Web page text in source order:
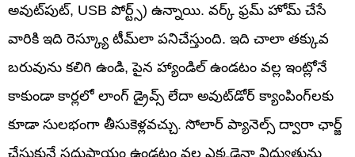
అవుట్‌పుట్, USB పోర్ట్స్) ఉన్నాయి. వర్క్ ఫ్రమ్ హోమ్ చేసే
వారికి ఇది రెస్క్యూ టీమ్‌లా పనిచేస్తుంది. ఇది చాలా తక్కువ
బరువును కలిగి ఉండి, పైన హ్యాండిల్ ఉండటం వల్ల ఇంట్లోనే
కాకుండా కార్లలో లాంగ్ డ్రైవ్స్ లేదా అవుట్‌డోర్ క్యాంపింగ్‌లకు
కూడా సులభంగా తీసుకెళ్లవచ్చు. సోలార్ ప్యానెల్స్ ద్వారా ఛార్జ్
చేసుకునే సదుపాయం ఉండటం వల్ల ఎక్కడైనా విద్యుత్తును